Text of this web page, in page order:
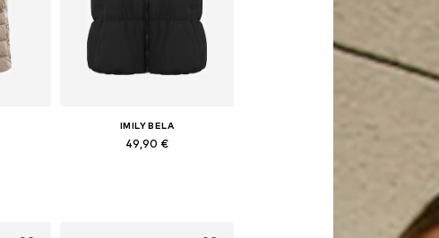
IMILY BELA
49,90 €